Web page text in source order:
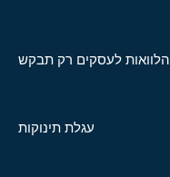
הלוואות לעסקים רק תבקש
עגלת תינוקות